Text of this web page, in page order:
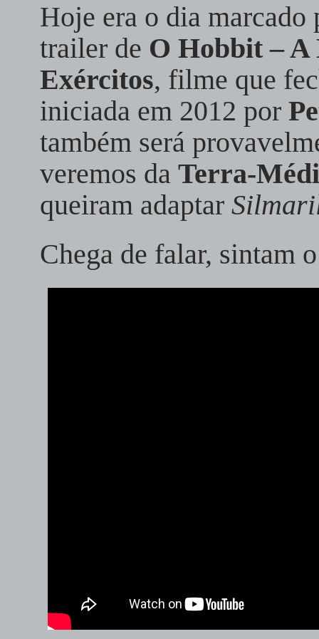
Hoje era o dia
trailer de O Hobbit – A
Exércitos, filme que
iniciada em 2012 por
também será
veremos da Terra-
queiram adaptar
Chega de falar, sintam